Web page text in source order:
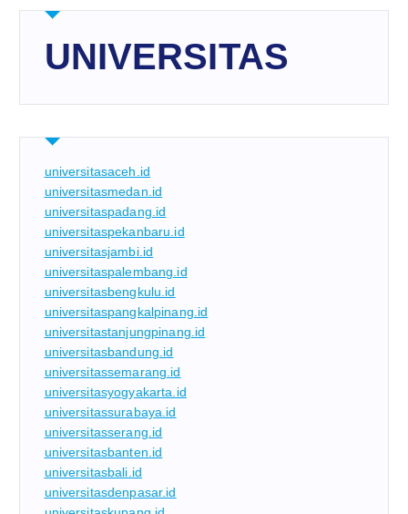
UNIVERSITAS
universitasaceh.id
universitasmedan.id
universitaspadang.id
universitaspekanbaru.id
universitasjambi.id
universitaspalembang.id
universitasbengkulu.id
universitaspangkalpinang.id
universitastanjungpinang.id
universitasbandung.id
universitassemarang.id
universitasyogyakarta.id
universitassurabaya.id
universitasserang.id
universitasbanten.id
universitasbali.id
universitasdenpasar.id